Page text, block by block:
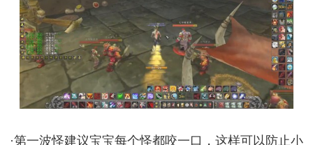
·第一波怪建议宝宝每个怪都咬一口，这样可以防止小